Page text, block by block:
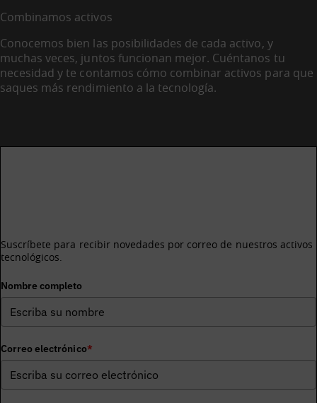
Combinamos activos
Conocemos bien las posibilidades de cada activo, y
muchas veces, juntos funcionan mejor. Cuéntanos tu
necesidad y te contamos cómo combinar activos para que
saques más rendimiento a la tecnología.
Suscríbete para recibir novedades por correo de nuestros activos
tecnológicos.
Nombre completo
Correo electrónico*